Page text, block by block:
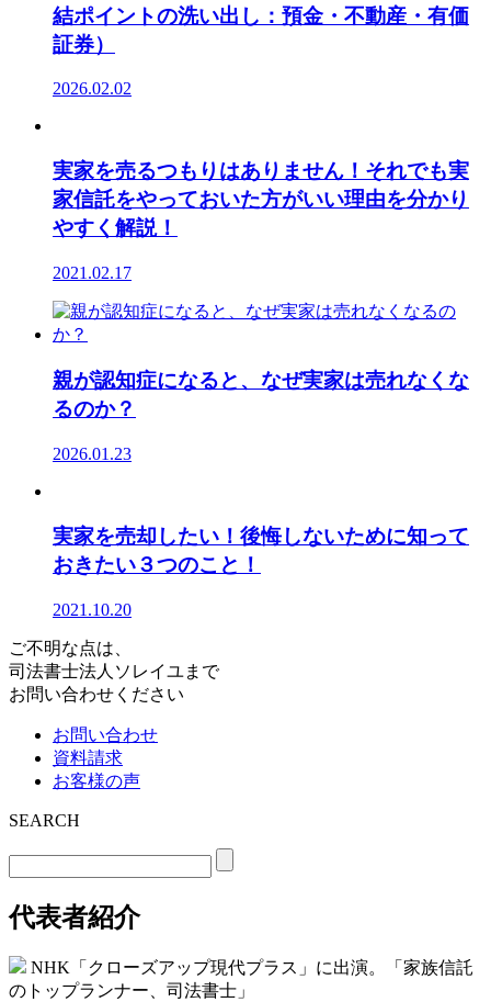
結ポイントの洗い出し：預金・不動産・有価
証券）
2026.02.02
実家を売るつもりはありません！それでも実
家信託をやっておいた方がいい理由を分かり
やすく解説！
2021.02.17
親が認知症になると、なぜ実家は売れなくな
るのか？
2026.01.23
実家を売却したい！後悔しないために知って
おきたい３つのこと！
2021.10.20
ご不明な点は、
司法書士法人ソレイユまで
お問い合わせください
お問い合わせ
資料請求
お客様の声
SEARCH
代表者紹介
NHK「クローズアップ現代プラス」に出演。「家族信託
のトップランナー、司法書士」